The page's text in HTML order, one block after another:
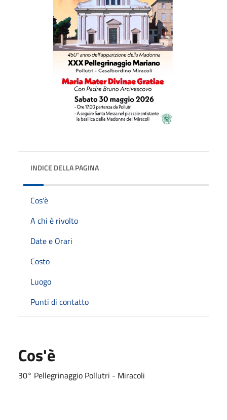
INDICE DELLA PAGINA
Cos'è
A chi è rivolto
Date e Orari
Costo
Luogo
Punti di contatto
Cos'è
30° Pellegrinaggio Pollutri - Miracoli